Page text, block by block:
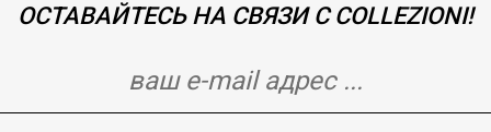
ОСТАВАЙТЕСЬ НА СВЯЗИ С COLLEZIONI!